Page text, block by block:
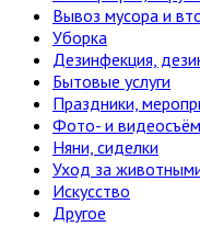
Вывоз мусора и
Уборка
Дезинфекция,
Бытовые услуги
Праздники,
Фото- и
Няни, сиделки
Уход за
Искусство
Другое